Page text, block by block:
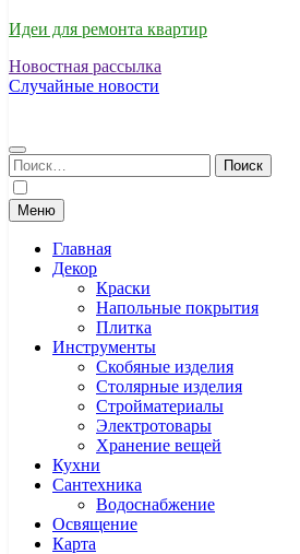
Идеи для ремонта квартир
Новостная рассылка
Случайные новости
Найти:
Меню
Главная
Декор
Краски
Напольные покрытия
Плитка
Инструменты
Скобяные изделия
Столярные изделия
Стройматериалы
Электротовары
Хранение вещей
Кухни
Сантехника
Водоснабжение
Освящение
Карта